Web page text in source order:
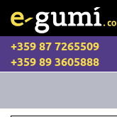
+359 87 7265509
+359 89 3605888